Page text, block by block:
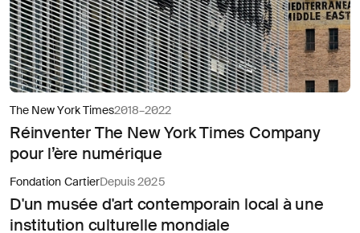
The New York Times2018–2022
Réinventer The New York Times Company
pour l’ère numérique
Fondation CartierDepuis 2025
D'un musée d'art contemporain local à une
institution culturelle mondiale